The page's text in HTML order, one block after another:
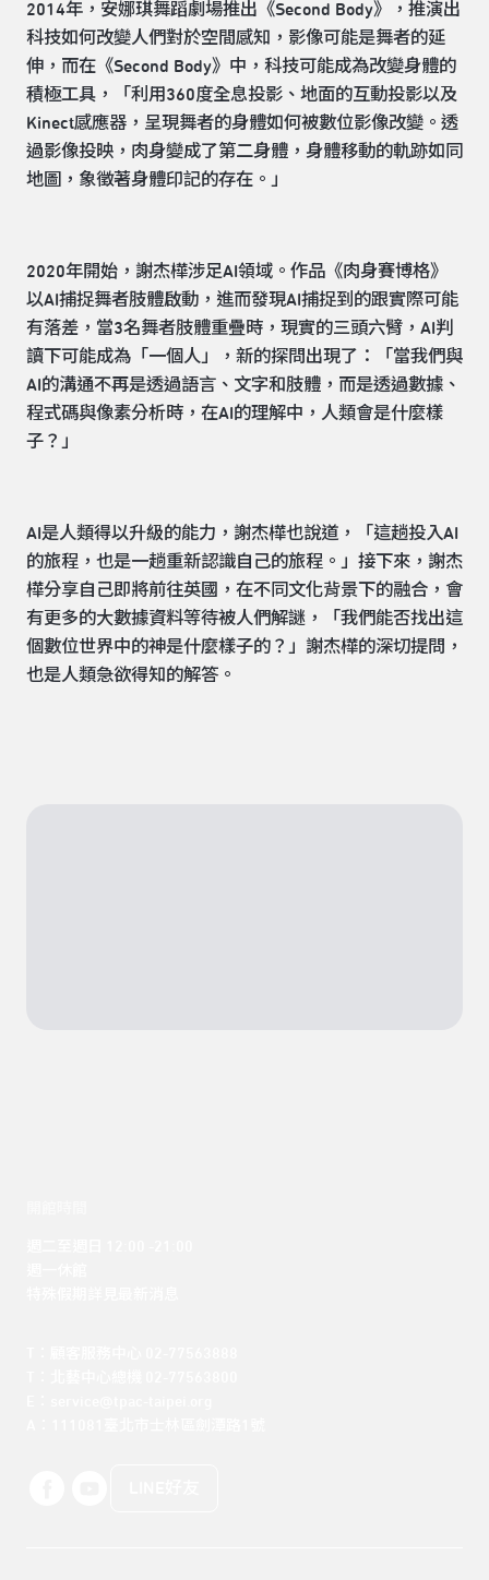
2014年，安娜琪舞蹈劇場推出《Second Body》，推演出
科技如何改變人們對於空間感知，影像可能是舞者的延
伸，而在《Second Body》中，科技可能成為改變身體的
積極工具，「利用360度全息投影、地面的互動投影以及
Kinect感應器，呈現舞者的身體如何被數位影像改變。透
過影像投映，肉身變成了第二身體，身體移動的軌跡如同
地圖，象徵著身體印記的存在。」
2020年開始，謝杰樺涉足AI領域。作品《肉身賽博格》
以AI捕捉舞者肢體啟動，進而發現AI捕捉到的跟實際可能
有落差，當3名舞者肢體重疊時，現實的三頭六臂，AI判
讀下可能成為「一個人」，新的探問出現了：「當我們與
AI的溝通不再是透過語言、文字和肢體，而是透過數據、
程式碼與像素分析時，在AI的理解中，人類會是什麼樣
子？」
AI是人類得以升級的能力，謝杰樺也說道，「這趟投入AI
的旅程，也是一趟重新認識自己的旅程。」接下來，謝杰
樺分享自己即將前往英國，在不同文化背景下的融合，會
有更多的大數據資料等待被人們解謎，「我們能否找出這
個數位世界中的神是什麼樣子的？」謝杰樺的深切提問，
也是人類急欲得知的解答。